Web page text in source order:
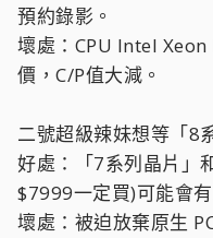
預約錄影。
壞處：CPU Intel
價，C/P值大減。
二號超級辣妹想等「8
好處：「7系列晶片
$7999一定買)可能會有
壞處：被迫放棄原生